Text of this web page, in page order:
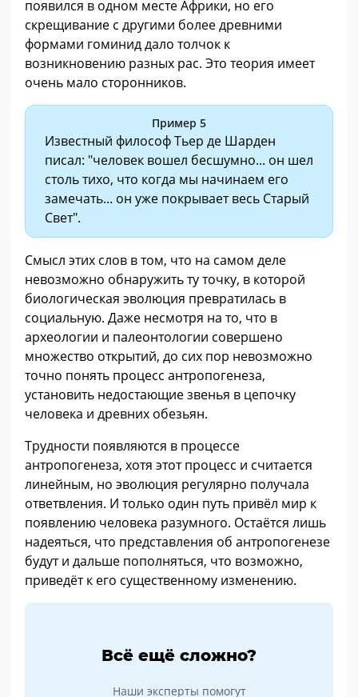
появился в одном месте Африки, но его
скрещивание с другими более древними
формами гоминид дало толчок к
возникновению разных рас. Это теория имеет
очень мало сторонников.
Пример 5
Известный философ Тьер де Шарден
писал: "человек вошел бесшумно... он шел
столь тихо, что когда мы начинаем его
замечать... он уже покрывает весь Старый
Свет".
Смысл этих слов в том, что на самом деле
невозможно обнаружить ту точку, в которой
биологическая эволюция превратилась в
социальную. Даже несмотря на то, что в
археологии и палеонтологии совершено
множество открытий, до сих пор невозможно
точно понять процесс антропогенеза,
установить недостающие звенья в цепочку
человека и древних обезьян.
Трудности появляются в процессе
антропогенеза, хотя этот процесс и считается
линейным, но эволюция регулярно получала
ответвления. И только один путь привёл мир к
появлению человека разумного. Остаётся лишь
надеяться, что представления об антропогенезе
будут и дальше пополняться, что возможно,
приведёт к его существенному изменению.
Всё ещё сложно?
Наши эксперты помогут